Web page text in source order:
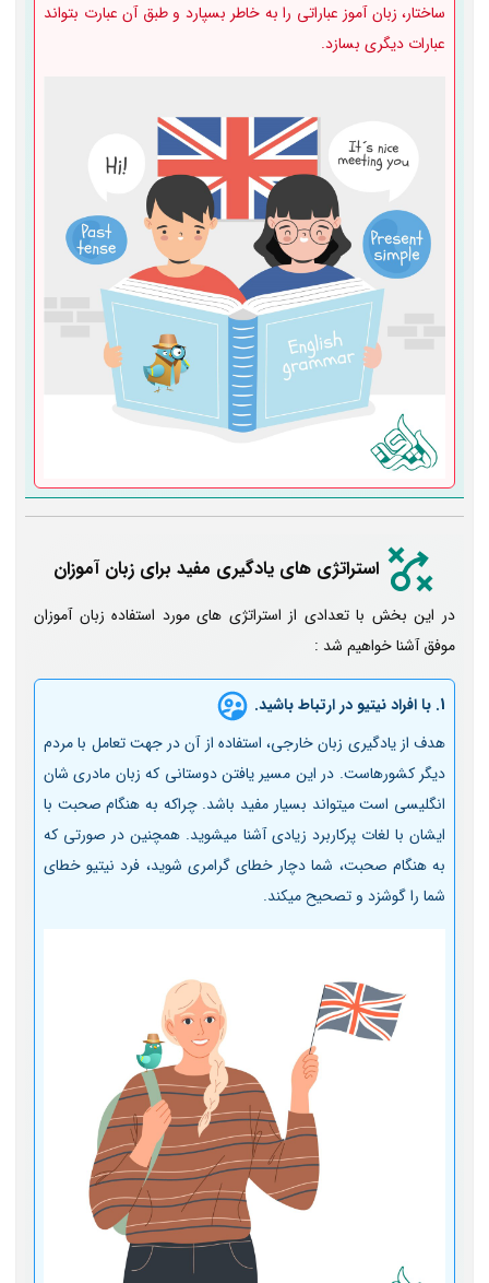
ساختار، زبان آموز عباراتی را به خاطر بسپارد و طبق آن عبارت بتواند
عبارات دیگری بسازد.
استراتژی های یادگیری مفید برای زبان آموزان
در این بخش با تعدادی از استراتژی های مورد استفاده زبان آموزان
موفق آشنا خواهیم شد :
1. با افراد نیتیو در ارتباط باشید.
هدف از یادگیری زبان خارجی، استفاده از آن در جهت تعامل با مردم
دیگر کشورهاست. در این مسیر یافتن دوستانی که زبان مادری­ شان
انگلیسی است میتواند بسیار مفید باشد. چراکه به هنگام صحبت با
ایشان با لغات پرکاربرد زیادی آشنا می­شوید. همچنین در صورتی که
به هنگام صحبت، شما دچار خطای گرامری شوید، فرد نیتیو خطای
شما را گوشزد و تصحیح می­کند.